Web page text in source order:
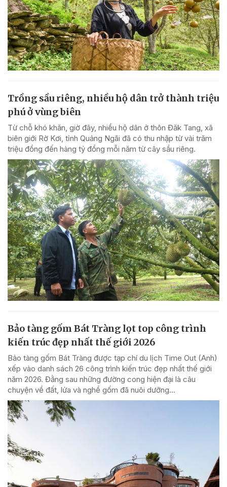
Trồng sầu riêng, nhiều hộ dân trở thành triệu
phú ở vùng biên
Từ chỗ khó khăn, giờ đây, nhiều hộ dân ở thôn Đăk Tang, xã
biên giới Rờ Kơi, tỉnh Quảng Ngãi đã có thu nhập từ vài trăm
triệu đồng đến hàng tỷ đồng mỗi năm từ cây sầu riêng.
Bảo tàng gốm Bát Tràng lọt top công trình
kiến trúc đẹp nhất thế giới 2026
Bảo tàng gốm Bát Tràng được tạp chí du lịch Time Out (Anh)
xếp vào danh sách 26 công trình kiến trúc đẹp nhất thế giới
năm 2026. Đằng sau những đường cong hiện đại là câu
chuyện về đất, lửa và nghề gốm đã nuôi dưỡng...